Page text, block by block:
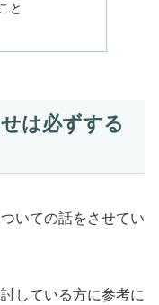
と
は必ずする
いての話をさせてい
している方に参考に